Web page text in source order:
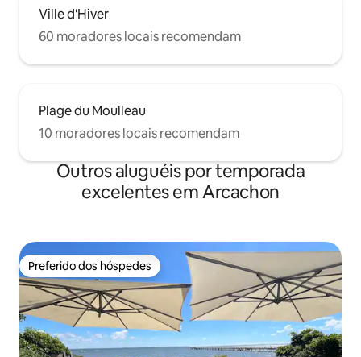
Ville d'Hiver
60 moradores locais recomendam
Plage du Moulleau
10 moradores locais recomendam
Outros aluguéis por temporada
excelentes em Arcachon
Preferido dos hóspedes
Preferido dos hóspedes